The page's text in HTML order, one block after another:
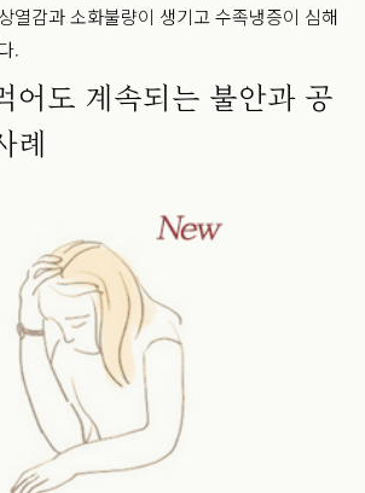
열감과 소화불량이 생기고 수족냉증이 심해
.
어도 계속되는 불안과 공
례